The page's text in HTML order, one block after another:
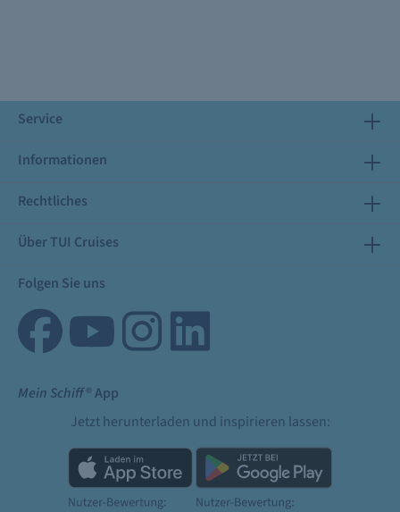
Service
Informationen
Rechtliches
Über TUI Cruises
Folgen Sie uns
Mein Schiff® App
Jetzt herunterladen und inspirieren lassen: